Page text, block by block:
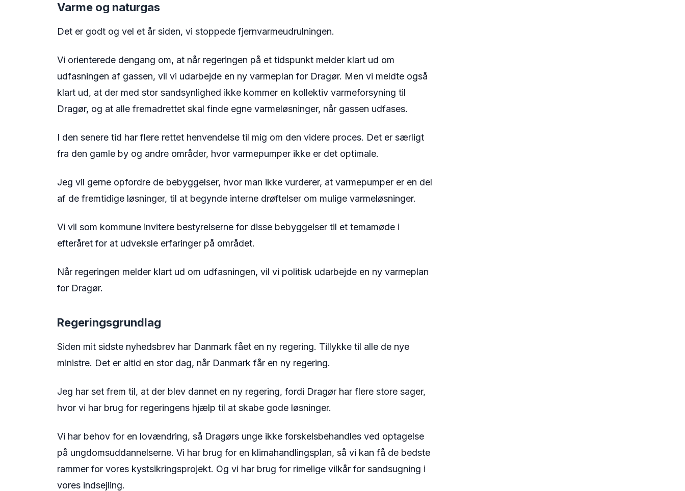
Varme og naturgas
Det er godt og vel et år siden, vi stoppede fjernvarmeudrulningen.
Vi orienterede dengang om, at når regeringen på et tidspunkt melder klart ud om
udfasningen af gassen, vil vi udarbejde en ny varmeplan for Dragør. Men vi meldte også
klart ud, at der med stor sandsynlighed ikke kommer en kollektiv varmeforsyning til
Dragør, og at alle fremadrettet skal finde egne varmeløsninger, når gassen udfases.
I den senere tid har flere rettet henvendelse til mig om den videre proces. Det er særligt
fra den gamle by og andre områder, hvor varmepumper ikke er det optimale.
Jeg vil gerne opfordre de bebyggelser, hvor man ikke vurderer, at varmepumper er en del
af de fremtidige løsninger, til at begynde interne drøftelser om mulige varmeløsninger.
Vi vil som kommune invitere bestyrelserne for disse bebyggelser til et temamøde i
efteråret for at udveksle erfaringer på området.
Når regeringen melder klart ud om udfasningen, vil vi politisk udarbejde en ny varmeplan
for Dragør.
Regeringsgrundlag
Siden mit sidste nyhedsbrev har Danmark fået en ny regering. Tillykke til alle de nye
ministre. Det er altid en stor dag, når Danmark får en ny regering.
Jeg har set frem til, at der blev dannet en ny regering, fordi Dragør har flere store sager,
hvor vi har brug for regeringens hjælp til at skabe gode løsninger.
Vi har behov for en lovændring, så Dragørs unge ikke forskelsbehandles ved optagelse
på ungdomsuddannelserne. Vi har brug for en klimahandlingsplan, så vi kan få de bedste
rammer for vores kystsikringsprojekt. Og vi har brug for rimelige vilkår for sandsugning i
vores indsejling.